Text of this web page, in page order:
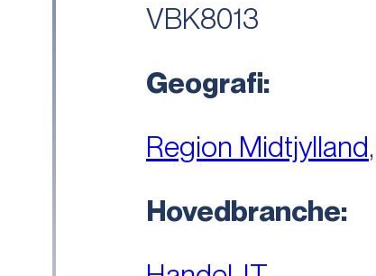
VBK8013
Geografi:
Region Midtjylland,
Hovedbranche: